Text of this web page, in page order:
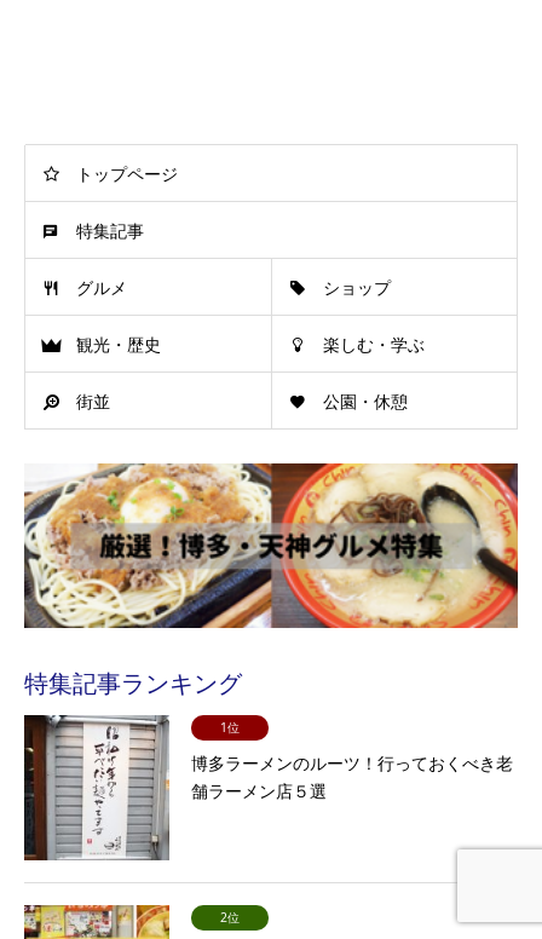
トップページ
特集記事
グルメ ショップ
観光・歴史 楽しむ・学ぶ
街並 公園・休憩
特集記事ランキング
1位
博多ラーメンのルーツ！行っておくべき老
舗ラーメン店５選
2位